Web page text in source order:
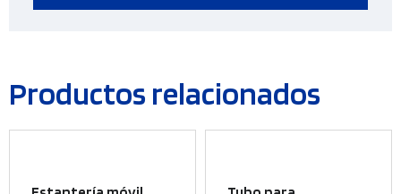
Productos relacionados
producto